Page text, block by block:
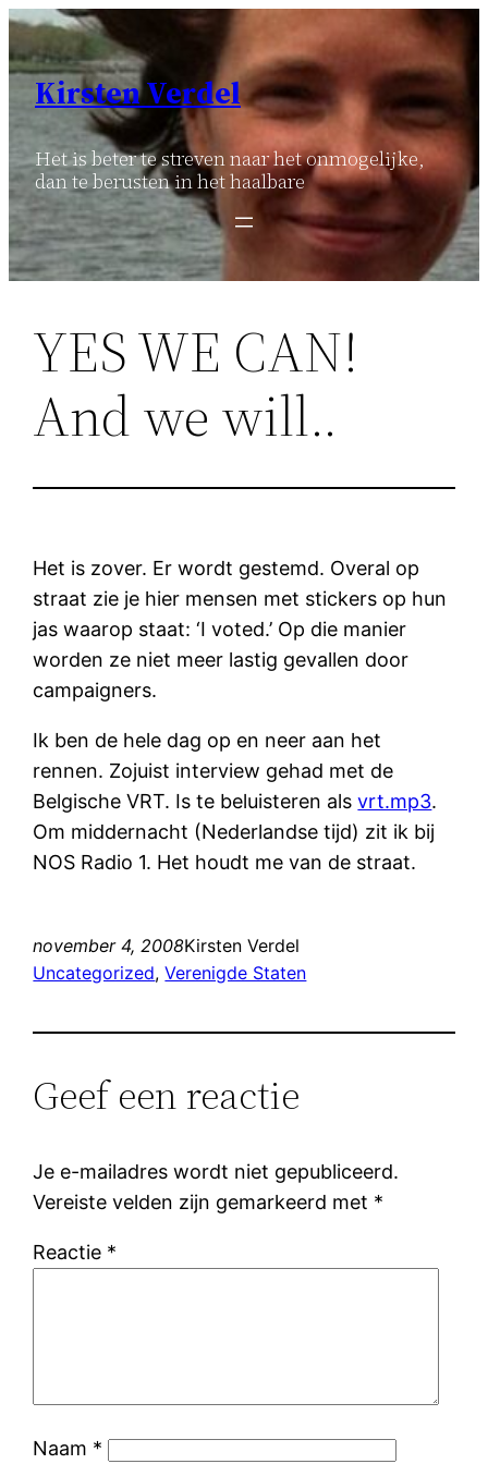
Ga
naar
inhoud
Kirsten Verdel
Het is beter te streven naar het onmogelijke,
dan te berusten in het haalbare
YES WE CAN!
And we will..
Het is zover. Er wordt gestemd. Overal op
straat zie je hier mensen met stickers op hun
jas waarop staat: ‘I voted.’ Op die manier
worden ze niet meer lastig gevallen door
campaigners.
Ik ben de hele dag op en neer aan het
rennen. Zojuist interview gehad met de
Belgische VRT. Is te beluisteren alsvrt.mp3.
Om middernacht (Nederlandse tijd) zit ik bij
NOS Radio 1. Het houdt me van de straat.
november 4, 2008Kirsten Verdel
Uncategorized, Verenigde Staten
Geef een reactie
Je e-mailadres wordt niet gepubliceerd.
Vereiste velden zijn gemarkeerd met *
Reactie *
Naam *